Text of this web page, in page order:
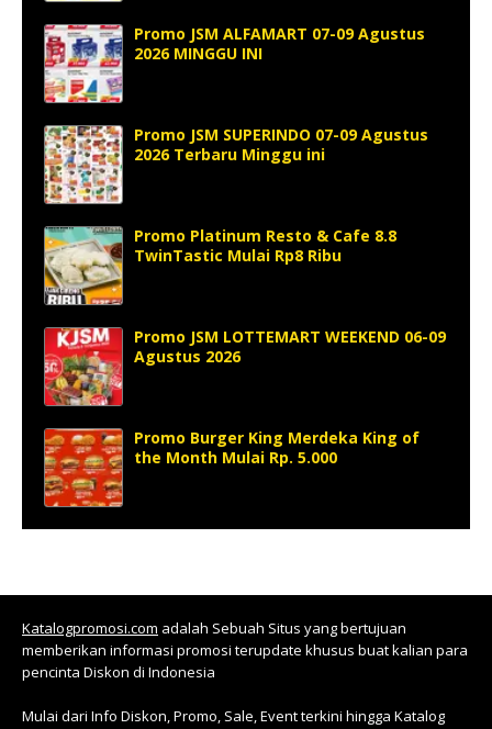
Promo JSM ALFAMART 07-09 Agustus
2026 MINGGU INI
Promo JSM SUPERINDO 07-09 Agustus
2026 Terbaru Minggu ini
Promo Platinum Resto & Cafe 8.8
TwinTastic Mulai Rp8 Ribu
Promo JSM LOTTEMART WEEKEND 06-09
Agustus 2026
Promo Burger King Merdeka King of
the Month Mulai Rp. 5.000
Katalogpromosi.com adalah Sebuah Situs yang bertujuan
memberikan informasi promosi terupdate khusus buat kalian para
pencinta Diskon di Indonesia
Mulai dari Info Diskon, Promo, Sale, Event terkini hingga Katalog